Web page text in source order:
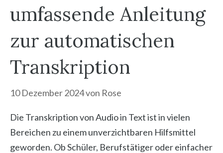
umfassende Anleitung
zur automatischen
Transkription
10 Dezember 2024von Rose
Die Transkription von Audio in Text ist in vielen
Bereichen zu einem unverzichtbaren Hilfsmittel
geworden. Ob Schüler, Berufstätiger oder einfacher